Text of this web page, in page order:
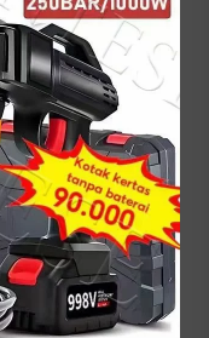
biaya PNBP
(TNKB)
ke lokasi
nomor